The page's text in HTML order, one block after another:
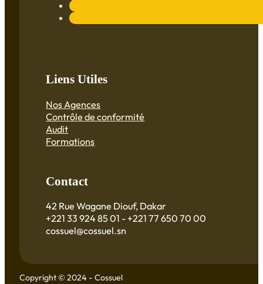
Liens Utiles
Nos Agences
Contrôle de conformité
Audit
Formations
Contact
42 Rue Wagane Diouf, Dakar
+221 33 924 85 01 - +221 77 650 70 00
cossuel@cossuel.sn
Copyright © 2024 - Cossuel